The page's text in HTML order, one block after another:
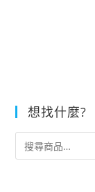
想找什麼?